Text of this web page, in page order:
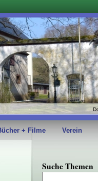
+ Filme Verein
Suche Themen